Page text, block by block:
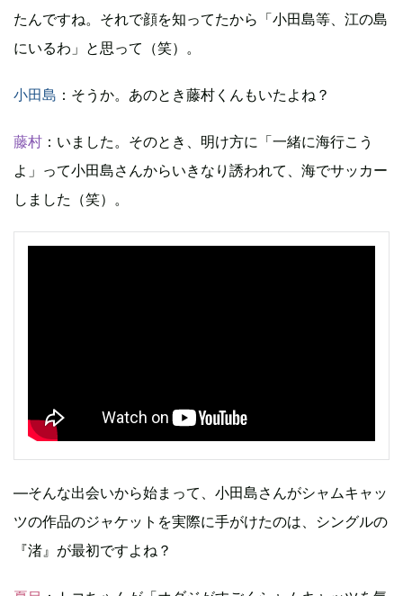
たんですね。それで顔を知ってたから「小田島等、江の島
にいるわ」と思って（笑）。
小田島 ：そうか。あのとき藤村くんもいたよね？
藤村 ：いました。そのとき、明け方に「一緒に海行こう
よ」って小田島さんからいきなり誘われて、海でサッカー
しました（笑）。
―そんな出会いから始まって、小田島さんがシャムキャッ
ツの作品のジャケットを実際に手がけたのは、シングルの
『渚』が最初ですよね？